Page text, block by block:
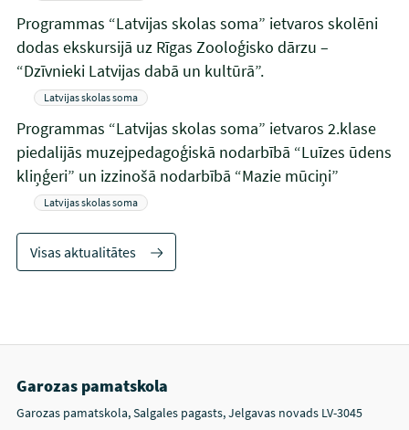
Programmas “Latvijas skolas soma” ietvaros skolēni
dodas ekskursijā uz Rīgas Zooloģisko dārzu –
“Dzīvnieki Latvijas dabā un kultūrā”.
Latvijas skolas soma
Programmas “Latvijas skolas soma” ietvaros 2.klase
piedalijās muzejpedagoģiskā nodarbībā “Luīzes ūdens
kliņģeri” un izzinošā nodarbībā “Mazie mūciņi”
Latvijas skolas soma
Visas aktualitātes
Garozas pamatskola
Garozas pamatskola, Salgales pagasts, Jelgavas novads LV-3045